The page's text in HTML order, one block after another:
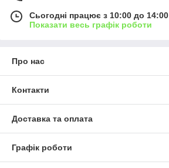
Сьогодні працює з 10:00 до 14:00
Показати весь графік роботи
Про нас
Контакти
Доставка та оплата
Графік роботи